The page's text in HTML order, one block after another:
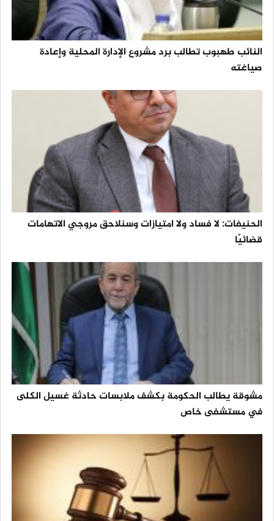
النائب طهبوب تطالب برد مشروع الإدارة المحلية وإعادة
صياغته
الحنيفات: لا فساد ولا امتيازات وسنلاحق مروجي الاتهامات
قضائيًا
مشوقة يطالب الحكومة بكشف ملابسات حادثة غسيل الكلى
في مستشفى خاص